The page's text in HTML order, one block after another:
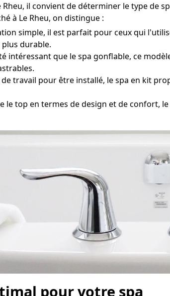
il convient de déterminer le type de
à Le Rheu, on distingue :
simple, il est parfait pour ceux qui
durable.
que le spa gonflable, ce
travail pour être installé, le spa en kit
le top en termes de design et de confort,
pour votre spa